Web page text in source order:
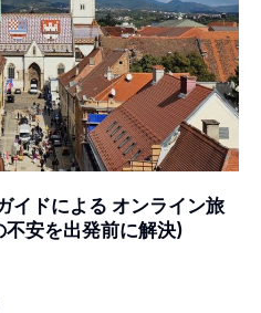
イドによる オンライン旅
安を出発前に解決)